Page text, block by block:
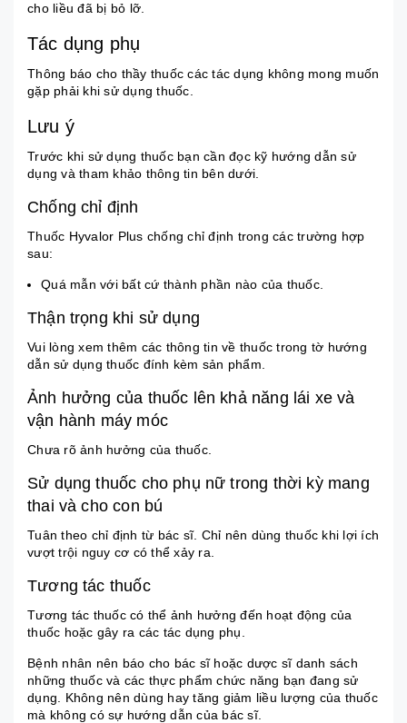
cho liều đã bị bỏ lỡ.
Tác dụng phụ
Thông báo cho thầy thuốc các tác dụng không mong muốn
gặp phải khi sử dụng thuốc.
Lưu ý
Trước khi sử dụng thuốc bạn cần đọc kỹ hướng dẫn sử
dụng và tham khảo thông tin bên dưới.
Chống chỉ định
Thuốc Hyvalor Plus chống chỉ định trong các trường hợp
sau:
Quá mẫn với bất cứ thành phần nào của thuốc.
Thận trọng khi sử dụng
Vui lòng xem thêm các thông tin về thuốc trong tờ hướng
dẫn sử dụng thuốc đính kèm sản phẩm.
Ảnh hưởng của thuốc lên khả năng lái xe và
vận hành máy móc
Chưa rõ ảnh hưởng của thuốc.
Sử dụng thuốc cho phụ nữ trong thời kỳ mang
thai và cho con bú
Tuân theo chỉ định từ bác sĩ. Chỉ nên dùng thuốc khi lợi ích
vượt trội nguy cơ có thể xảy ra.
Tương tác thuốc
Tương tác thuốc có thể ảnh hưởng đến hoạt động của
thuốc hoặc gây ra các tác dụng phụ.
Bệnh nhân nên báo cho bác sĩ hoặc dược sĩ danh sách
những thuốc và các thực phẩm chức năng bạn đang sử
dụng. Không nên dùng hay tăng giảm liều lượng của thuốc
mà không có sự hướng dẫn của bác sĩ.